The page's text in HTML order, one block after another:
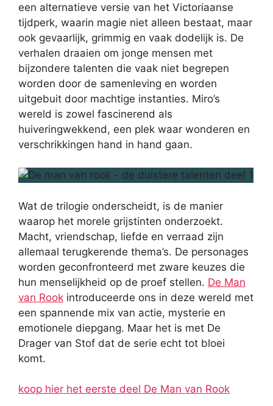
een alternatieve versie van het Victoriaanse
tijdperk, waarin magie niet alleen bestaat, maar
ook gevaarlijk, grimmig en vaak dodelijk is. De
verhalen draaien om jonge mensen met
bijzondere talenten die vaak niet begrepen
worden door de samenleving en worden
uitgebuit door machtige instanties. Miro’s
wereld is zowel fascinerend als
huiveringwekkend, een plek waar wonderen en
verschrikkingen hand in hand gaan.
Wat de trilogie onderscheidt, is de manier
waarop het morele grijstinten onderzoekt.
Macht, vriendschap, liefde en verraad zijn
allemaal terugkerende thema’s. De personages
worden geconfronteerd met zware keuzes die
hun menselijkheid op de proef stellen. De Man
van Rook introduceerde ons in deze wereld met
een spannende mix van actie, mysterie en
emotionele diepgang. Maar het is met De
Drager van Stof dat de serie echt tot bloei
komt.
koop hier het eerste deel De Man van Rook